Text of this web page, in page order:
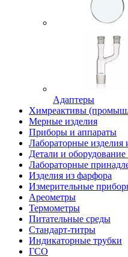
Адаптеры
Химреактивы
Мерные изделия
Приборы и аппараты
Лабораторные изделия
Детали и
Лабораторные
Изделия из фарфора
Измерительные
Ареометры
Термометры
Питательные среды
Стандарт-титры
Индикаторные трубки
ГСО